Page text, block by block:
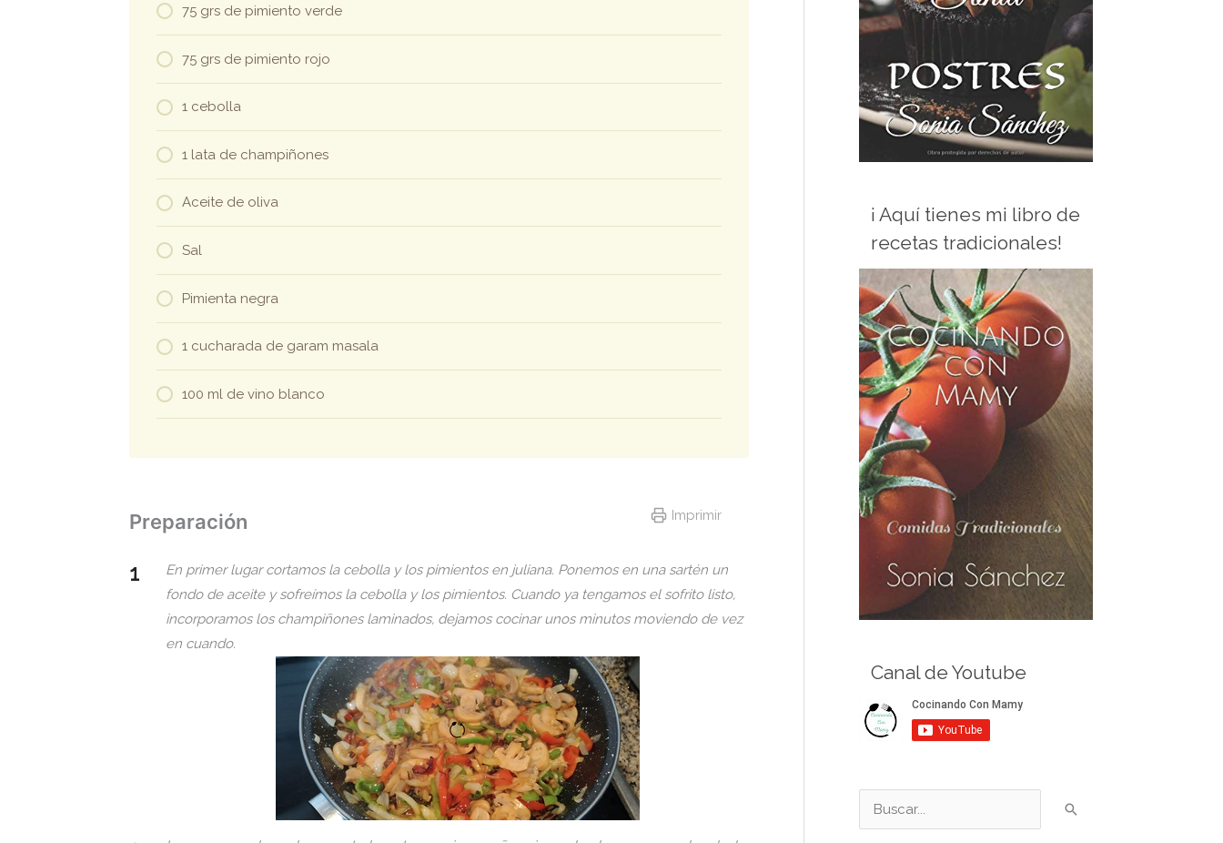
75 grs de pimiento verde
75 grs de pimiento rojo
1 cebolla
1 lata de champiñones
Aceite de oliva
Sal
Pimienta negra
1 cucharada de garam masala
100 ml de vino blanco
Imprimir
Preparación
En primer lugar cortamos la cebolla y los pimientos en juliana. Ponemos en una sartén un
fondo de aceite y sofreímos la cebolla y los pimientos. Cuando ya tengamos el sofrito listo,
incorporamos los champiñones laminados, dejamos cocinar unos minutos moviendo de vez
en cuando.
¡ Aquí tienes mi libro de
recetas tradicionales!
Canal de Youtube
u